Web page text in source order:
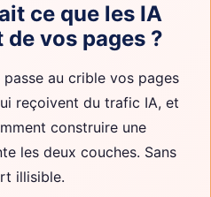
ce que les IA
vos pages ?
au crible vos pages
reçoivent du trafic IA, et
construire une
les deux couches. Sans
illisible.